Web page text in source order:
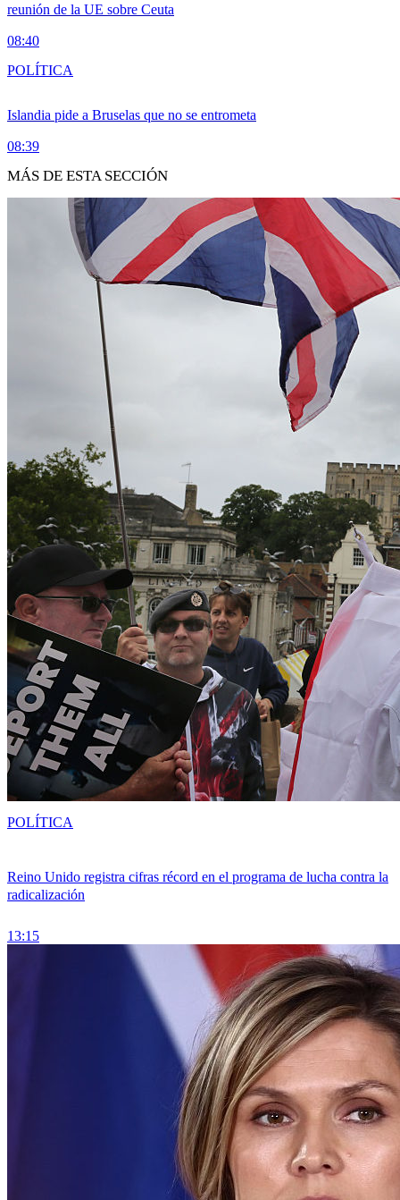
reunión de la UE sobre Ceuta
08:40
Islandia pide a Bruselas que no se entrometa
08:39
POLÍTICA
MÁS DE ESTA SECCIÓN
Reino Unido registra cifras récord en el programa de lucha contra la
radicalización
13:15
POLÍTICA